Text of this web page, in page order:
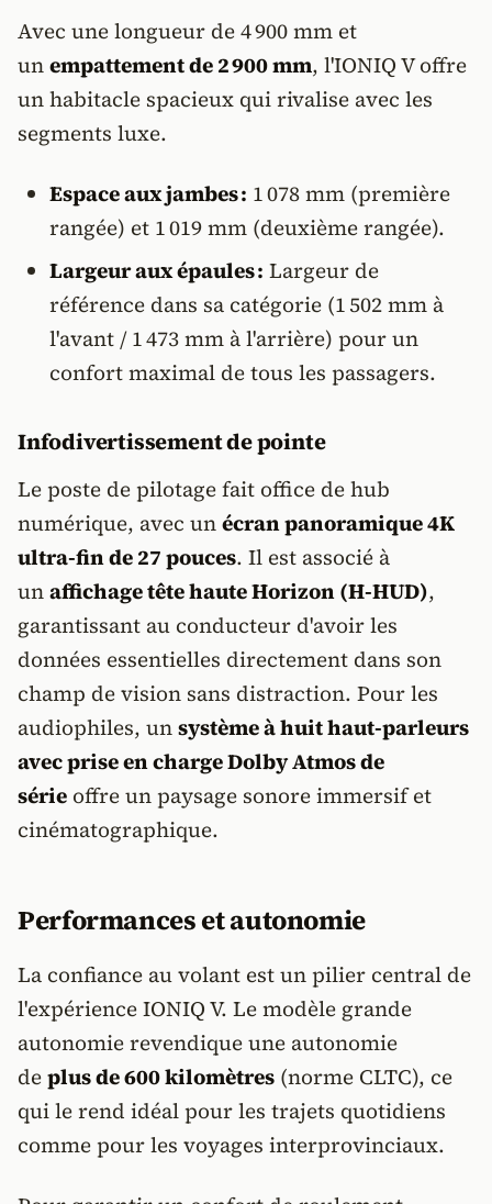
Avec une longueur de 4 900 mm et
unempattement de 2 900 mm, l'IONIQ V offre
un habitacle spacieux qui rivalise avec les
segments luxe.
Espace aux jambes : 1 078 mm (première
rangée) et 1 019 mm (deuxième rangée).
Largeur aux épaules : Largeur de
référence dans sa catégorie (1 502 mm à
l'avant / 1 473 mm à l'arrière) pour un
confort maximal de tous les passagers.
Infodivertissement de pointe
Le poste de pilotage fait office de hub
numérique, avec unécran panoramique 4K
ultra-fin de 27 pouces. Il est associé à
unaffichage tête haute Horizon (H-HUD),
garantissant au conducteur d'avoir les
données essentielles directement dans son
champ de vision sans distraction. Pour les
audiophiles, unsystème à huit haut-parleurs
avec prise en charge Dolby Atmos de
série offre un paysage sonore immersif et
cinématographique.
Performances et autonomie
La confiance au volant est un pilier central de
l'expérience IONIQ V. Le modèle grande
autonomie revendique une autonomie
deplus de 600 kilomètres (norme CLTC), ce
qui le rend idéal pour les trajets quotidiens
comme pour les voyages interprovinciaux.